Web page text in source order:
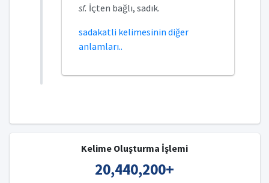
sf. İçten bağlı, sadık.
sadakatli kelimesinin diğer
anlamları..
Kelime Oluşturma İşlemi
20,440,200+